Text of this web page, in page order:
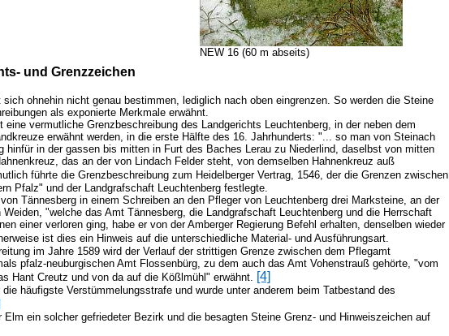
NEW 16 (60 m abseits)
und Grenzzeichen
ohnehin nicht genau bestimmen, lediglich nach oben eingrenzen. So werden die Steine
als exponierte Merkmale erwähnt.
eine vermutliche Grenzbeschreibung des Landgerichts Leuchtenberg, in der neben dem
erwähnt werden, in die erste Hälfte des 16. Jahrhunderts: "... so man von Steinach
hinfür in der gassen bis mitten in Furt des Baches Lerau zu Niederlind, daselbst von mitten
das an der von Lindach Felder steht, von demselben Hahnenkreuz auß
führte die Grenzbeschreibung zum Heidelberger Vertrag, 1546, der die Grenzen zwischen
Pfalz" und der Landgrafschaft Leuchtenberg festlegte.
Tännesberg in einem Schreiben an den Pfleger von Leuchtenberg drei Marksteine, an der
"welche das Amt Tännesberg, die Landgrafschaft Leuchtenberg und die Herrschaft
einer verloren ging, habe er von der Amberger Regierung Befehl erhalten, denselben wieder
ist dies ein Hinweis auf die unterschiedliche Material- und Ausführungsart.
im Jahre 1589 wird der Verlauf der strittigen Grenze zwischen dem Pflegamt
pfalz-neuburgischen Amt Flossenbürg, zu dem auch das Amt Vohenstrauß gehörte, "vom
Hant Creutz und von da auf die Kößlmühl" erwähnt. [4]
häufigste Verstümmelungsstrafe und wurde unter anderem beim Tatbestand des
Elm ein solcher gefriedeter Bezirk und die besagten Steine Grenz- und Hinweiszeichen auf